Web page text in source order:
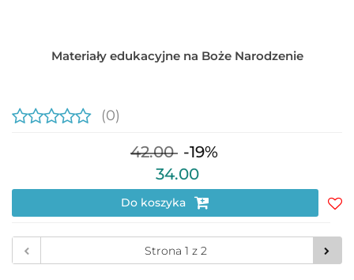
Materiały edukacyjne na Boże Narodzenie
(0)
42.00 -19%
34.00
Do koszyka